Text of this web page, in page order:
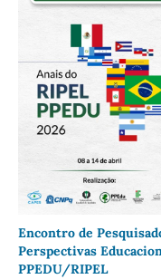
Encontro de
Perspectivas
PPEDU/RIPEL